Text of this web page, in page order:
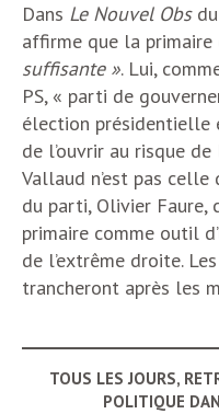
Dans Le Nouvel Obsdu
affirme que la primaire
suffisante ». Lui,
PS, « parti de
élection présidentielle
de l’ouvrir au risque
Vallaud n’est pas
du parti, Olivier Faure,
primaire comme outil
de l’extrême droite.
trancheront après les
TOUS LES JOURS,
POLITIQUE